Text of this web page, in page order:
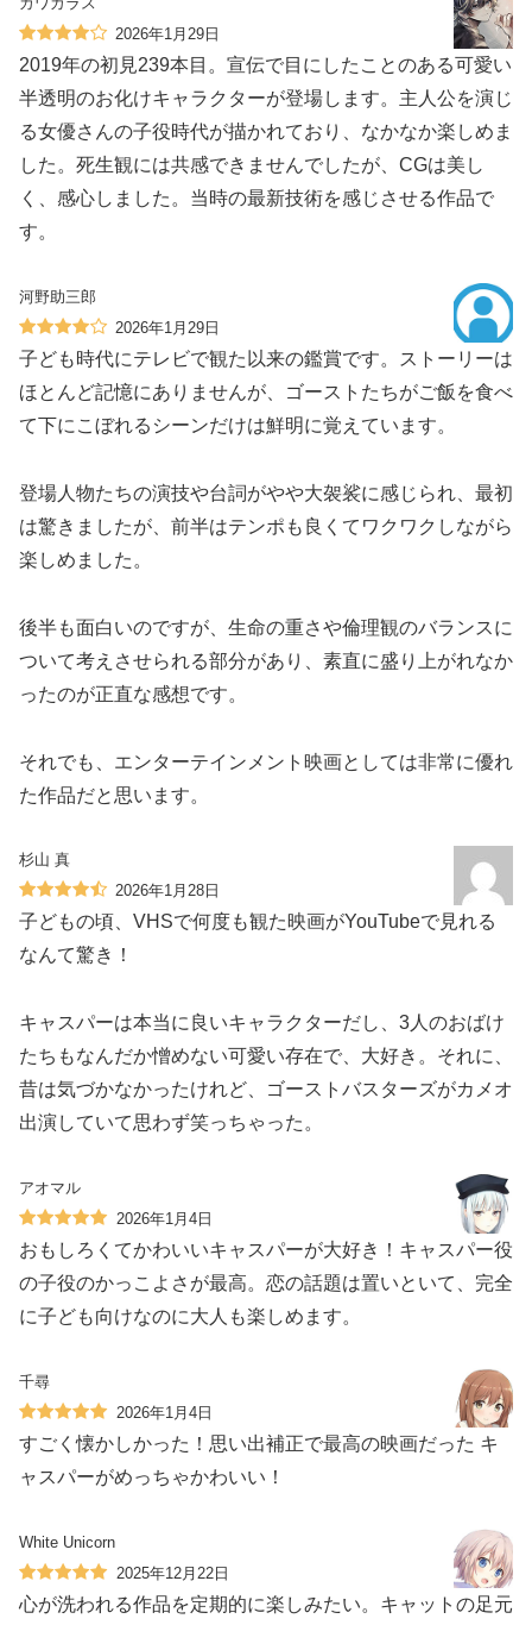
2026年1月29日
2019年の初見239本目。宣伝で目にしたことのある可愛い
半透明のお化けキャラクターが登場します。主人公を演じ
る女優さんの子役時代が描かれており、なかなか楽しめま
した。死生観には共感できませんでしたが、CGは美し
く、感心しました。当時の最新技術を感じさせる作品で
す。
河野助三郎
2026年1月29日
子ども時代にテレビで観た以来の鑑賞です。ストーリーは
ほとんど記憶にありませんが、ゴーストたちがご飯を食べ
て下にこぼれるシーンだけは鮮明に覚えています。
登場人物たちの演技や台詞がやや大袈裟に感じられ、最初
は驚きましたが、前半はテンポも良くてワクワクしながら
楽しめました。
後半も面白いのですが、生命の重さや倫理観のバランスに
ついて考えさせられる部分があり、素直に盛り上がれなか
ったのが正直な感想です。
それでも、エンターテインメント映画としては非常に優れ
た作品だと思います。
杉山 真
2026年1月28日
子どもの頃、VHSで何度も観た映画がYouTubeで見れる
なんて驚き！
キャスパーは本当に良いキャラクターだし、3人のおばけ
たちもなんだか憎めない可愛い存在で、大好き。それに、
昔は気づかなかったけれど、ゴーストバスターズがカメオ
出演していて思わず笑っちゃった。
アオマル
2026年1月4日
おもしろくてかわいいキャスパーが大好き！キャスパー役
の子役のかっこよさが最高。恋の話題は置いといて、完全
に子ども向けなのに大人も楽しめます。
千尋
2026年1月4日
すごく懐かしかった！思い出補正で最高の映画だった キ
ャスパーがめっちゃかわいい！
White Unicorn
2025年12月22日
心が洗われる作品を定期的に楽しみたい。キャットの足元